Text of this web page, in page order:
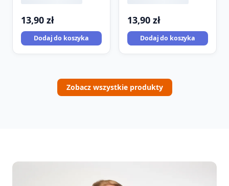
13,90 zł
Dodaj do koszyka
13,90 zł
Dodaj do koszyka
Zobacz wszystkie produkty